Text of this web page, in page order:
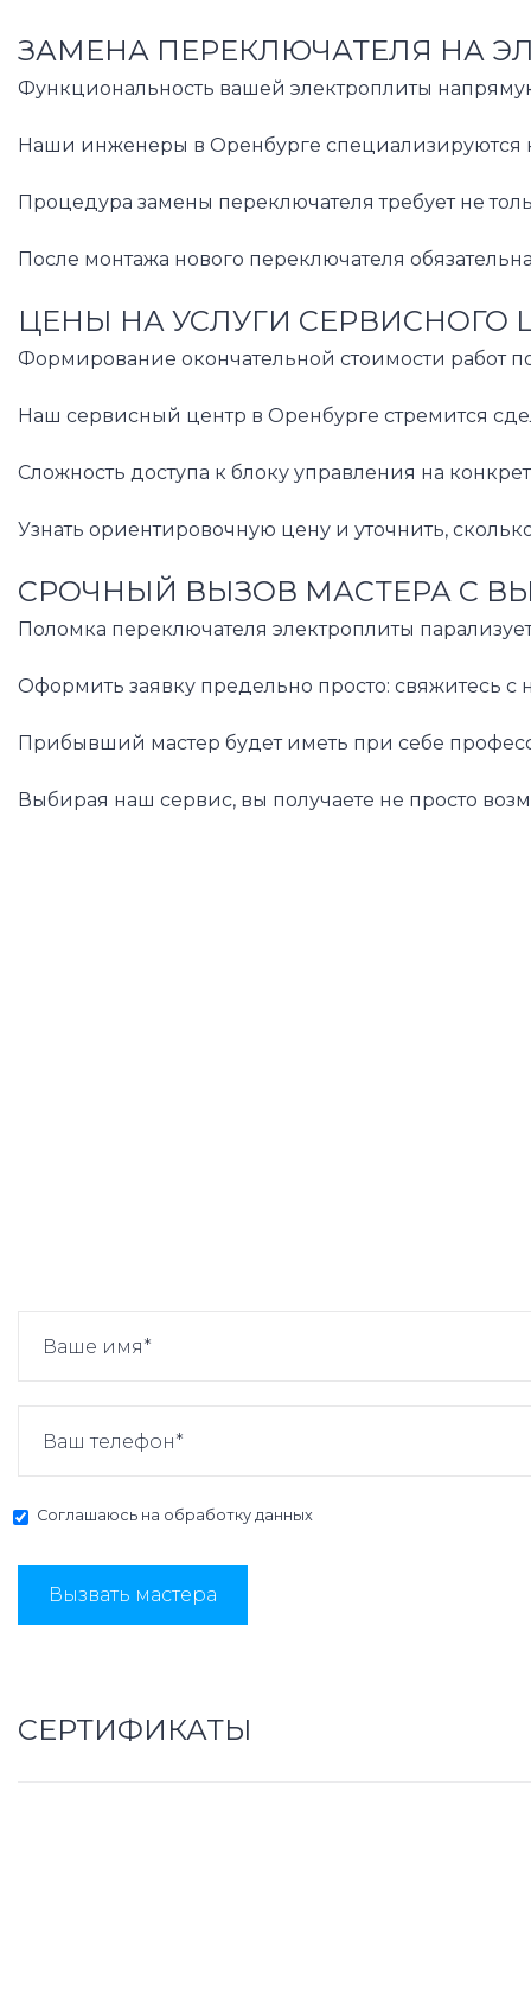
ЗАМЕНА ПЕРЕКЛЮЧАТЕЛЯ НА
Функциональность вашей электроплиты
Наши инженеры в Оренбурге специализируются
Процедура замены переключателя требует не
После монтажа нового переключателя
ЦЕНЫ НА УСЛУГИ СЕРВИСНОГО
Формирование окончательной стоимости работ
Наш сервисный центр в Оренбурге стремится
Сложность доступа к блоку управления на
Узнать ориентировочную цену и уточнить,
СРОЧНЫЙ ВЫЗОВ МАСТЕРА С
Поломка переключателя электроплиты
Оформить заявку предельно просто: свяжитесь
Прибывший мастер будет иметь при себе
Выбирая наш сервис, вы получаете не просто
Соглашаюсь на обработку данных
Вызвать мастера
СЕРТИФИКАТЫ